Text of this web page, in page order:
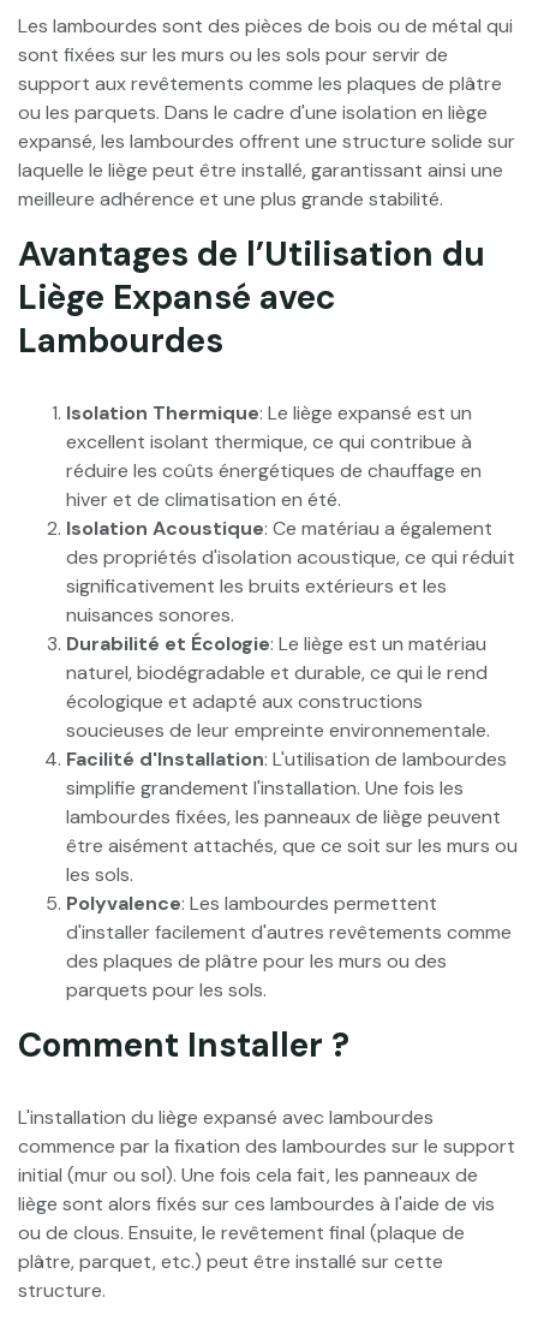
Les lambourdes sont des pièces de bois ou de métal qui
sont fixées sur les murs ou les sols pour servir de
support aux revêtements comme les plaques de plâtre
ou les parquets. Dans le cadre d'une isolation en liège
expansé, les lambourdes offrent une structure solide sur
laquelle le liège peut être installé, garantissant ainsi une
meilleure adhérence et une plus grande stabilité.
Avantages de l’Utilisation du
Liège Expansé avec
Lambourdes
Isolation Thermique: Le liège expansé est un
excellent isolant thermique, ce qui contribue à
réduire les coûts énergétiques de chauffage en
hiver et de climatisation en été.
Isolation Acoustique: Ce matériau a également
des propriétés d'isolation acoustique, ce qui réduit
significativement les bruits extérieurs et les
nuisances sonores.
Durabilité et Écologie: Le liège est un matériau
naturel, biodégradable et durable, ce qui le rend
écologique et adapté aux constructions
soucieuses de leur empreinte environnementale.
Facilité d'Installation: L'utilisation de lambourdes
simplifie grandement l'installation. Une fois les
lambourdes fixées, les panneaux de liège peuvent
être aisément attachés, que ce soit sur les murs ou
les sols.
Polyvalence: Les lambourdes permettent
d'installer facilement d'autres revêtements comme
des plaques de plâtre pour les murs ou des
parquets pour les sols.
Comment Installer ?
L'installation du liège expansé avec lambourdes
commence par la fixation des lambourdes sur le support
initial (mur ou sol). Une fois cela fait, les panneaux de
liège sont alors fixés sur ces lambourdes à l'aide de vis
ou de clous. Ensuite, le revêtement final (plaque de
plâtre, parquet, etc.) peut être installé sur cette
structure.